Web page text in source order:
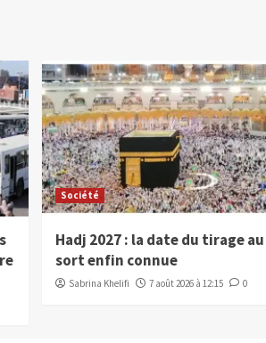
Société
Hadj 2027 : la date du tirage au
sort enfin connue
Sabrina Khelifi 7 août 2026 à 12:15 0